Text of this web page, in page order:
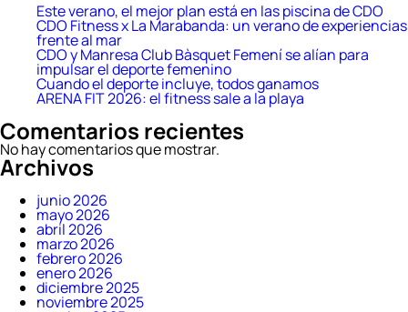
Este verano, el mejor plan está en las piscina de CDO
CDO Fitness x La Marabanda: un verano de experiencias
frente al mar
CDO y Manresa Club Bàsquet Femení se alían para
impulsar el deporte femenino
Cuando el deporte incluye, todos ganamos
ARENA FIT 2026: el fitness sale a la playa
Comentarios recientes
No hay comentarios que mostrar.
Archivos
junio 2026
mayo 2026
abril 2026
marzo 2026
febrero 2026
enero 2026
diciembre 2025
noviembre 2025